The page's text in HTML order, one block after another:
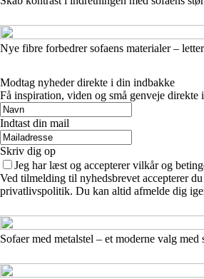
Nye fibre forbedrer sofaens materialer –
Modtag nyheder direkte i din indbakke
Få inspiration, viden og små genveje direkte
Indtast din mail
Skriv dig op
Jeg har læst og accepterer vilkår og
Ved tilmelding til nyhedsbrevet accepterer
privatlivspolitik. Du kan altid afmelde dig
Sofaer med metalstel – et moderne valg med